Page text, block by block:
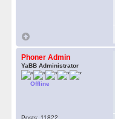
Phoner Admin
YaBB Administrator
Offline
Posts: 11822